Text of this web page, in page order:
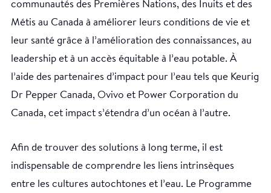
communautés des Premières Nations, des Inuits et des
Métis au Canada à améliorer leurs conditions de vie et
leur santé grâce à l’amélioration des connaissances, au
leadership et à un accès équitable à l’eau potable. À
l’aide des partenaires d’impact pour l’eau tels que Keurig
Dr Pepper Canada, Ovivo et Power Corporation du
Canada, cet impact s’étendra d’un océan à l’autre.
Afin de trouver des solutions à long terme, il est
indispensable de comprendre les liens intrinsèques
entre les cultures autochtones et l’eau. Le Programme